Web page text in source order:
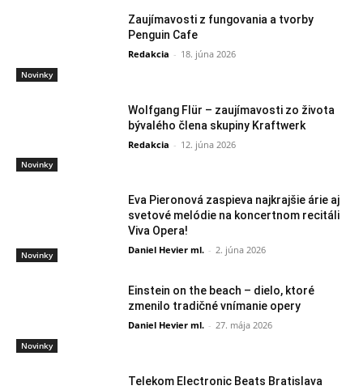
Novinky
Zaujímavosti z fungovania a tvorby
Penguin Cafe
Redakcia - 18. júna 2026
Novinky
Wolfgang Flür – zaujímavosti zo života
bývalého člena skupiny Kraftwerk
Redakcia - 12. júna 2026
Novinky
Eva Pieronová zaspieva najkrajšie árie aj
svetové melódie na koncertnom recitáli
Viva Opera!
Daniel Hevier ml. - 2. júna 2026
Novinky
Einstein on the beach – dielo, ktoré
zmenilo tradičné vnímanie opery
Daniel Hevier ml. - 27. mája 2026
Telekom Electronic Beats Bratislava